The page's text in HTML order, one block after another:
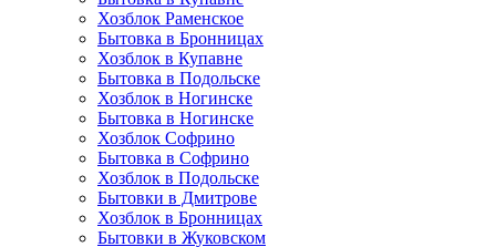
Хозблок Раменское
Бытовка в Бронницах
Хозблок в Купавне
Бытовка в Подольске
Хозблок в Ногинске
Бытовка в Ногинске
Хозблок Софрино
Бытовка в Софрино
Хозблок в Подольске
Бытовки в Дмитрове
Хозблок в Бронницах
Бытовки в Жуковском